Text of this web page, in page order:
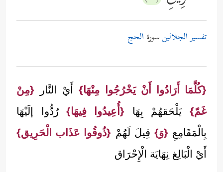
تفسير الجلالينسورة الحج
{كُلَّمَا أَرَادُوا أَنْ يَخْرُجُوا مِنْهَا}أَيْ النَّار {مِنْ
غَمّ}يَلْحَقهُمْ بِهَا {أُعِيدُوا فِيهَا}رُدُّوا إلَيْهَا
بِالْمَقَامِعِ {وَ} قِيلَ لَهُمْ {ذُوقُوا عَذَاب الْحَرِيق}
أَيْ الْبَالِغ نِهَايَة الْإِحْرَاق